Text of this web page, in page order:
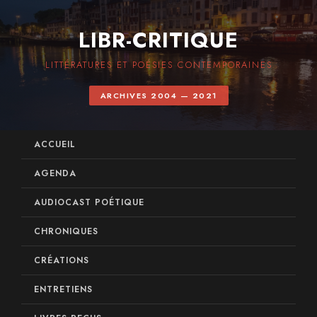
LIBR-CRITIQUE
LITTÉRATURES ET POÉSIES CONTEMPORAINES
ARCHIVES 2004 — 2021
ACCUEIL
AGENDA
AUDIOCAST POÉTIQUE
CHRONIQUES
CRÉATIONS
ENTRETIENS